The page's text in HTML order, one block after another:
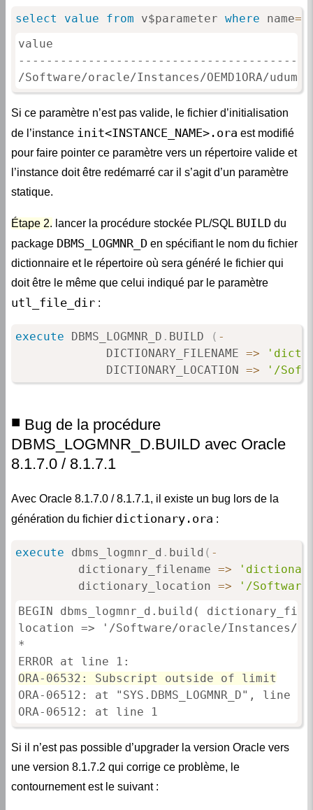
select value from v$parameter where name=
value
-----------------------------------------
/Software/oracle/Instances/OEMD1ORA/udump
Si ce paramètre n’est pas valide, le fichier d’initialisation
de l’instance init<INSTANCE_NAME>.ora est modifié
pour faire pointer ce paramètre vers un répertoire valide et
l’instance doit être redémarré car il s’agit d’un paramètre
statique.
Étape 2. lancer la procédure stockée PL/SQL BUILD du
package DBMS_LOGMNR_D en spécifiant le nom du fichier
dictionnaire et le répertoire où sera généré le fichier qui
doit être le même que celui indiqué par le paramètre
utl_file_dir :
execute DBMS_LOGMNR_D . BUILD ( -
             DICTIONARY_FILENAME
=>
             DICTIONARY_LOCATION
=> '/
Bug de la procédure
DBMS_LOGMNR_D.BUILD avec Oracle
8.1.7.0 / 8.1.7.1
Avec Oracle 8.1.7.0 / 8.1.7.1, il existe un bug lors de la
génération du fichier dictionary.ora :
execute dbms_logmnr_d . build ( -
         dictionary_filename
=>
         dictionary_location
=>
'/Software/
BEGIN dbms_logmnr_d.build(
location => '/Software/oracle/Instances/
*
ORA-06532: Subscript outside of limit
ORA-06512: at "SYS.DBMS_LOGMNR_D", line
ORA-06512: at line 1
Si il n’est pas possible d’upgrader la version Oracle vers
une version 8.1.7.2 qui corrige ce problème, le
contournement est le suivant :